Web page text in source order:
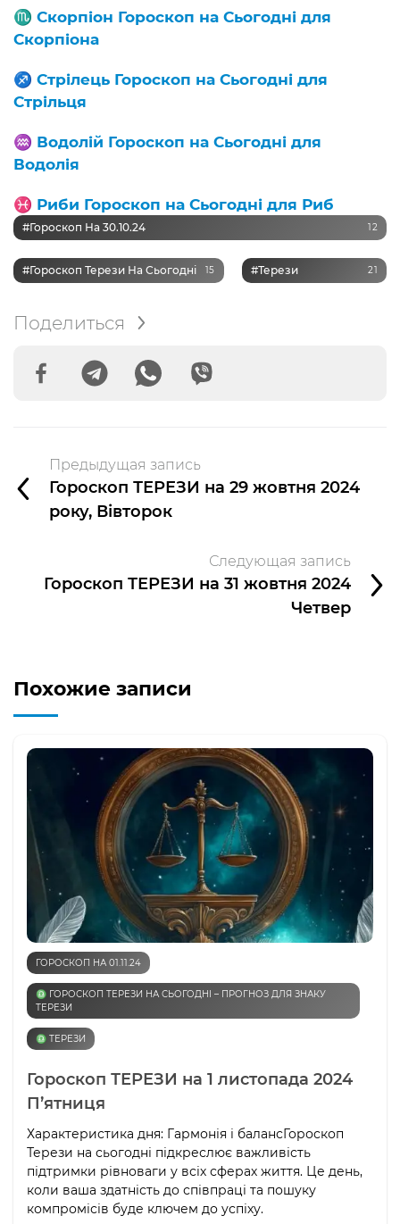
♏️ Скорпіон Гороскоп на Сьогодні для
Скорпіона
♐️ Стрілець Гороскоп на Сьогодні для
Стрільця
♒️ Водолій Гороскоп на Сьогодні для
Водолія
♓️ Риби Гороскоп на Сьогодні для Риб
#Гороскоп На 30.10.24 12
#Гороскоп Терези На Сьогодні 15 #Терези 21
Поделиться
Предыдущая запись
Гороскоп ТЕРЕЗИ на 29 жовтня 2024
року, Вівторок
Следующая запись
Гороскоп ТЕРЕЗИ на 31 жовтня 2024
Четвер
Похожие записи
ГОРОСКОП НА 01.11.24
♎️ ГОРОСКОП ТЕРЕЗИ НА СЬОГОДНІ – ПРОГНОЗ ДЛЯ ЗНАКУ
ТЕРЕЗИ
♎️ ТЕРЕЗИ
Гороскоп ТЕРЕЗИ на 1 листопада 2024
П’ятниця
Характеристика дня: Гармонія і балансГороскоп
Терези на сьогодні підкреслює важливість
підтримки рівноваги у всіх сферах життя. Це день,
коли ваша здатність до співпраці та пошуку
компромісів буде ключем до успіху.